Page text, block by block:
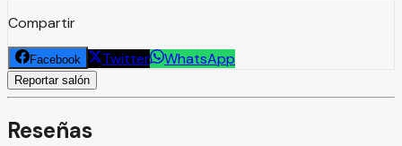
Compartir
Facebook Twitter WhatsApp
Reportar salón
Reseñas